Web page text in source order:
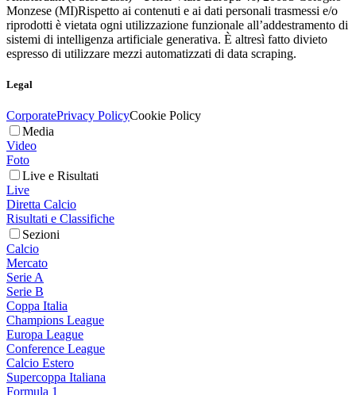
Monzese (MI)Rispetto ai contenuti e ai dati personali trasmessi e/o
riprodotti è vietata ogni utilizzazione funzionale all’addestramento di
sistemi di intelligenza artificiale generativa. È altresì fatto divieto
espresso di utilizzare mezzi automatizzati di data scraping.
Legal
CorporatePrivacy PolicyCookie Policy
Media
Video
Foto
Live e Risultati
Live
Diretta Calcio
Risultati e Classifiche
Sezioni
Calcio
Mercato
Serie A
Serie B
Coppa Italia
Champions League
Europa League
Conference League
Calcio Estero
Supercoppa Italiana
Formula 1